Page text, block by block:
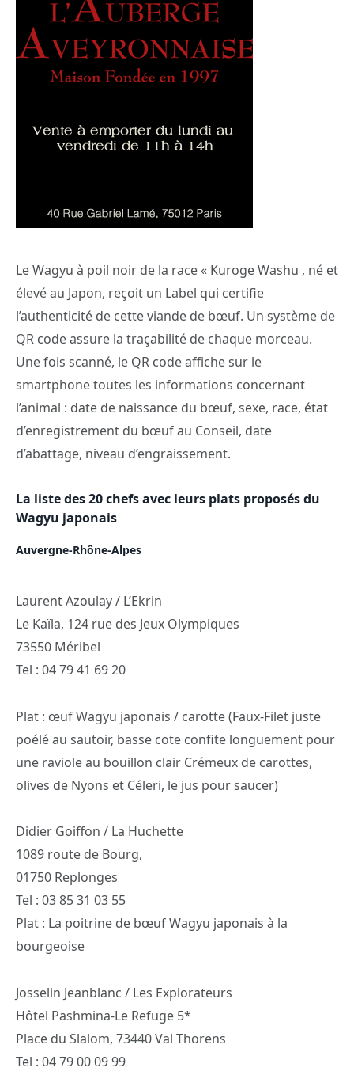
Le Wagyu à poil noir de la race « Kuroge Washu , né et
élevé au Japon, reçoit un Label qui certifie
l’authenticité de cette viande de bœuf. Un système de
QR code assure la traçabilité de chaque morceau.
Une fois scanné, le QR code affiche sur le
smartphone toutes les informations concernant
l’animal : date de naissance du bœuf, sexe, race, état
d’enregistrement du bœuf au Conseil, date
d’abattage, niveau d’engraissement.
La liste des 20 chefs avec leurs plats proposés du
Wagyu japonais
Auvergne-Rhône-Alpes
Laurent Azoulay / L’Ekrin
Le Kaïla, 124 rue des Jeux Olympiques
73550 Méribel
Tel : 04 79 41 69 20
Plat : œuf Wagyu japonais / carotte (Faux-Filet juste
poélé au sautoir, basse cote confite longuement pour
une raviole au bouillon clair Crémeux de carottes,
olives de Nyons et Céleri, le jus pour saucer)
Didier Goiffon / La Huchette
1089 route de Bourg,
01750 Replonges
Tel : 03 85 31 03 55
Plat : La poitrine de bœuf Wagyu japonais à la
bourgeoise
Josselin Jeanblanc / Les Explorateurs
Hôtel Pashmina-Le Refuge 5*
Place du Slalom, 73440 Val Thorens
Tel : 04 79 00 09 99